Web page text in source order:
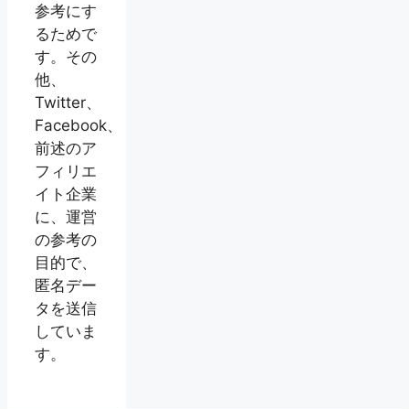
参考にす
るためで
す。その
他、
Twitter、
Facebook、
前述のア
フィリエ
イト企業
に、運営
の参考の
目的で、
匿名デー
タを送信
していま
す。